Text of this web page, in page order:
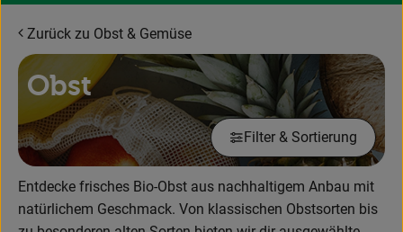
Gutscheine
Bürokisten
Obst & Gemüse
Frühstückspause
Zurück zu Obst & Gemüse
Obst
Filter & Sortierung
Entdecke frisches Bio-Obst aus nachhaltigem Anbau mit
natürlichem Geschmack. Von klassischen Obstsorten bis